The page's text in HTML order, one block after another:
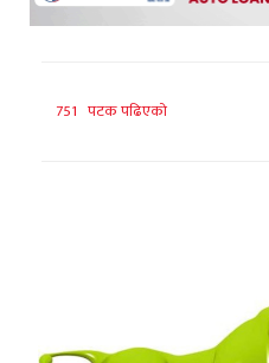
751 पटक पढिएको